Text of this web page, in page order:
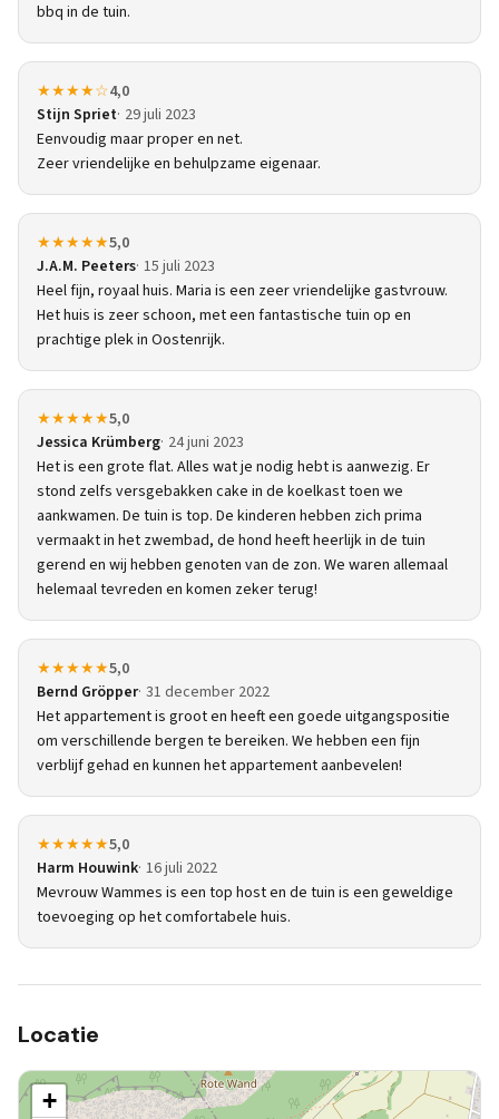
bbq in de tuin.
★★★★☆4,0
Stijn Spriet 29 juli 2023
Eenvoudig maar proper en net.
Zeer vriendelijke en behulpzame eigenaar.
★★★★★5,0
J.A.M. Peeters 15 juli 2023
Heel fijn, royaal huis. Maria is een zeer vriendelijke gastvrouw.
Het huis is zeer schoon, met een fantastische tuin op en
prachtige plek in Oostenrijk.
★★★★★5,0
Jessica Krümberg 24 juni 2023
Het is een grote flat. Alles wat je nodig hebt is aanwezig. Er
stond zelfs versgebakken cake in de koelkast toen we
aankwamen. De tuin is top. De kinderen hebben zich prima
vermaakt in het zwembad, de hond heeft heerlijk in de tuin
gerend en wij hebben genoten van de zon. We waren allemaal
helemaal tevreden en komen zeker terug!
★★★★★5,0
Bernd Gröpper 31 december 2022
Het appartement is groot en heeft een goede uitgangspositie
om verschillende bergen te bereiken. We hebben een fijn
verblijf gehad en kunnen het appartement aanbevelen!
★★★★★5,0
Harm Houwink 16 juli 2022
Mevrouw Wammes is een top host en de tuin is een geweldige
toevoeging op het comfortabele huis.
Locatie
+